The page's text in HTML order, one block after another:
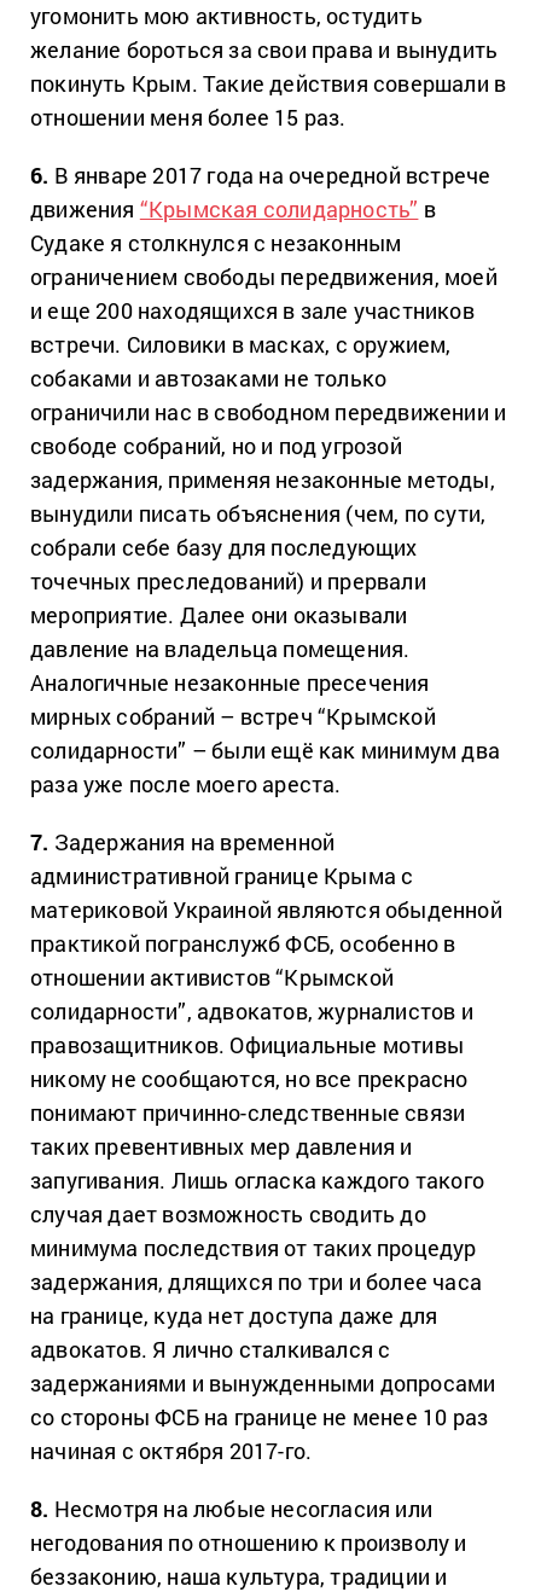
угомонить мою активность, остудить
желание бороться за свои права и вынудить
покинуть Крым. Такие действия совершали в
отношении меня более 15 раз.
6. В январе 2017 года на очередной встрече
движения “Крымская солидарность” в
Судаке я столкнулся с незаконным
ограничением свободы передвижения, моей
и еще 200 находящихся в зале участников
встречи. Силовики в масках, с оружием,
собаками и автозаками не только
ограничили нас в свободном передвижении и
свободе собраний, но и под угрозой
задержания, применяя незаконные методы,
вынудили писать объяснения (чем, по сути,
собрали себе базу для последующих
точечных преследований) и прервали
мероприятие. Далее они оказывали
давление на владельца помещения.
Аналогичные незаконные пресечения
мирных собраний – встреч “Крымской
солидарности” – были ещё как минимум два
раза уже после моего ареста.
7. Задержания на временной
административной границе Крыма с
материковой Украиной являются обыденной
практикой погранслужб ФСБ, особенно в
отношении активистов “Крымской
солидарности”, адвокатов, журналистов и
правозащитников. Официальные мотивы
никому не сообщаются, но все прекрасно
понимают причинно-следственные связи
таких превентивных мер давления и
запугивания. Лишь огласка каждого такого
случая дает возможность сводить до
минимума последствия от таких процедур
задержания, длящихся по три и более часа
на границе, куда нет доступа даже для
адвокатов. Я лично сталкивался с
задержаниями и вынужденными допросами
со стороны ФСБ на границе не менее 10 раз
начиная с октября 2017-го.
8. Несмотря на любые несогласия или
негодования по отношению к произволу и
беззаконию, наша культура, традиции и